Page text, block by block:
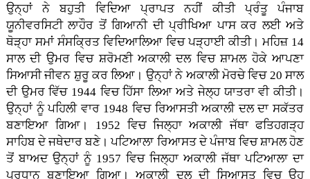
ਉਨ੍ਹਾਂ ਨੇ ਬਹੁਤੀ ਵਿਦਿਆ ਪ੍ਰਾਪਤ ਨਹੀਂ ਕੀਤੀ ਪ੍ਰੰਤੂ ਪੰਜਾਬ
ਯੂਨੀਵਰਸਿਟੀ ਲਾਹੌਰ ਤੋਂ ਗਿਆਨੀ ਦੀ ਪ੍ਰੀਖਿਆ ਪਾਸ ਕਰ ਲਈ ਅਤੇ
ਥੋੜ੍ਹਾ ਸਮਾਂ ਸੰਸਕ੍ਰਿਤ ਵਿਦਿਆਲਿਆ ਵਿਚ ਪੜ੍ਹਾਈ ਕੀਤੀ। ਮਹਿਜ਼ 14
ਸਾਲ ਦੀ ਉਮਰ ਵਿਚ ਸ਼ਰੋਮਣੀ ਅਕਾਲੀ ਦਲ ਵਿਚ ਸ਼ਾਮਲ ਹੋਕੇ ਆਪਣਾ
ਸਿਆਸੀ ਜੀਵਨ ਸ਼ੁਰੂ ਕਰ ਲਿਆ। ਉਨ੍ਹਾਂ ਨੇ ਅਕਾਲੀ ਮੋਰਚੇ ਵਿਚ 20 ਸਾਲ
ਦੀ ਉਮਰ ਵਿੱਚ 1944 ਵਿਚ ਹਿੱਸਾ ਲਿਆ ਅਤੇ ਜੇਲ੍ਹ ਯਾਤਰਾ ਵੀ ਕੀਤੀ।
ਉਨ੍ਹਾਂ ਨੂੰ ਪਹਿਲੀ ਵਾਰ 1948 ਵਿਚ ਰਿਆਸਤੀ ਅਕਾਲੀ ਦਲ ਦਾ ਸਕੱਤਰ
ਬਣਾਇਆ ਗਿਆ। 1952 ਵਿਚ ਜਿਲ੍ਹਾ ਅਕਾਲੀ ਜੱਥਾ ਫਤਿਹਗੜ੍ਹ
ਸਾਹਿਬ ਦੇ ਜਥੇਦਾਰ ਬਣੇ। ਪਟਿਆਲਾ ਰਿਆਸਤ ਦੇ ਪੰਜਾਬ ਵਿਚ ਸ਼ਾਮਲ ਹੋਣ
ਤੋਂ ਬਾਅਦ ਉਨ੍ਹਾਂ ਨੂੰ 1957 ਵਿਚ ਜਿਲ੍ਹਾ ਅਕਾਲੀ ਜੱਥਾ ਪਟਿਆਲਾ ਦਾ
ਪ੍ਰਧਾਨ ਬਣਾਇਆ ਗਿਆ। ਅਕਾਲੀ ਦਲ ਦੀ ਸਿਆਸਤ ਵਿਚ ਉਹ